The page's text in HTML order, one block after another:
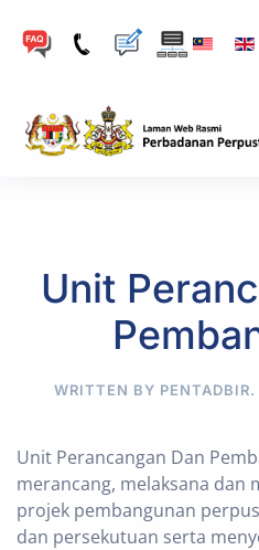
Skip to main content
Unit
WRITTEN BY PENTADBIR.
Unit Perancangan Dan
merancang, melaksana dan
projek pembangunan
dan persekutuan serta